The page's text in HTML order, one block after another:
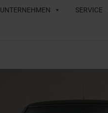
UNTERNEHMEN SERVICE